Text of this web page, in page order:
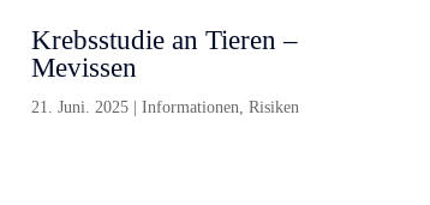
Krebsstudie an Tieren –
Mevissen
21. Juni. 2025 |Informationen,Risiken